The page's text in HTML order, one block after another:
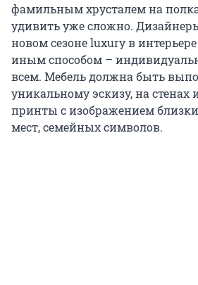
фамильным хрусталем на
удивить уже сложно.
новом сезоне luxury в интерьере
иным способом –
всем. Мебель должна быть
уникальному эскизу, на стенах
принты с изображением
мест, семейных символов.